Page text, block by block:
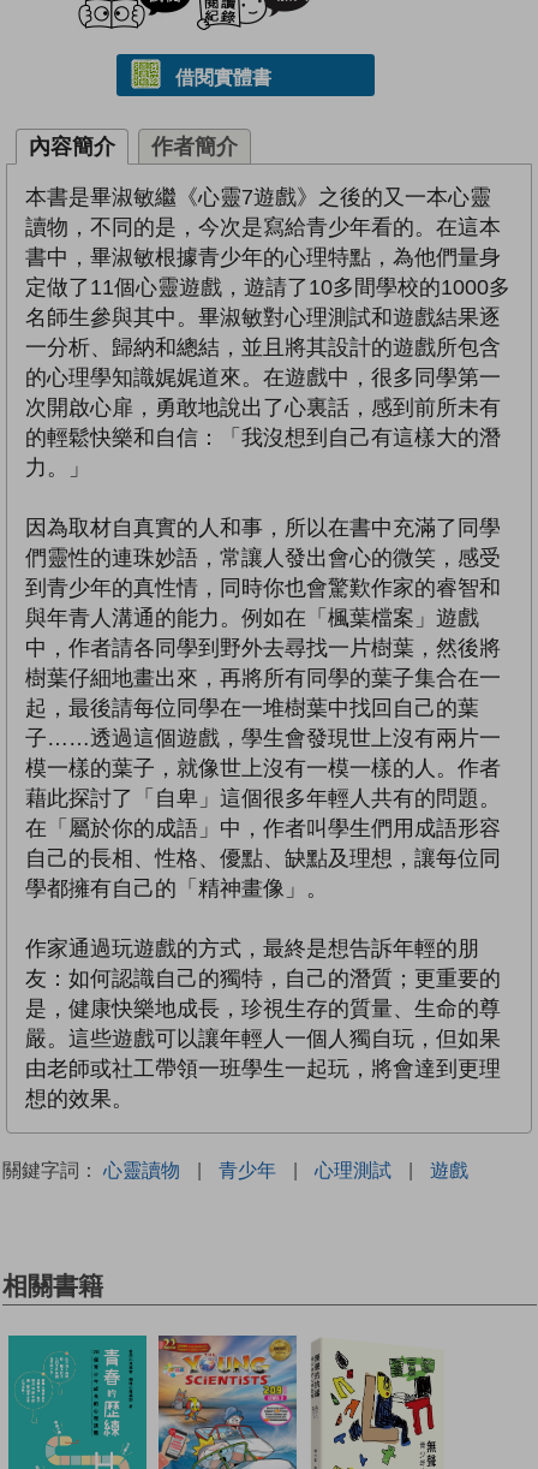
借閱實體書
內容簡介 作者簡介
本書是畢淑敏繼《心靈7遊戲》之後的又一本心靈
讀物，不同的是，今次是寫給青少年看的。在這本
書中，畢淑敏根據青少年的心理特點，為他們量身
定做了11個心靈遊戲，遊請了10多間學校的1000多
名師生參與其中。畢淑敏對心理測試和遊戲結果逐
一分析、歸納和總結，並且將其設計的遊戲所包含
的心理學知識娓娓道來。在遊戲中，很多同學第一
次開啟心扉，勇敢地說出了心裏話，感到前所未有
的輕鬆快樂和自信：「我沒想到自己有這樣大的潛
力。」
因為取材自真實的人和事，所以在書中充滿了同學
們靈性的連珠妙語，常讓人發出會心的微笑，感受
到青少年的真性情，同時你也會驚歎作家的睿智和
與年青人溝通的能力。例如在「楓葉檔案」遊戲
中，作者請各同學到野外去尋找一片樹葉，然後將
樹葉仔細地畫出來，再將所有同學的葉子集合在一
起，最後請每位同學在一堆樹葉中找回自己的葉
子……透過這個遊戲，學生會發現世上沒有兩片一
模一樣的葉子，就像世上沒有一模一樣的人。作者
藉此探討了「自卑」這個很多年輕人共有的問題。
在「屬於你的成語」中，作者叫學生們用成語形容
自己的長相、性格、優點、缺點及理想，讓每位同
學都擁有自己的「精神畫像」。
作家通過玩遊戲的方式，最終是想告訴年輕的朋
友：如何認識自己的獨特，自己的潛質；更重要的
是，健康快樂地成長，珍視生存的質量、生命的尊
嚴。這些遊戲可以讓年輕人一個人獨自玩，但如果
由老師或社工帶領一班學生一起玩，將會達到更理
想的效果。
關鍵字詞： 心靈讀物 | 青少年 | 心理測試 | 遊戲
相關書籍